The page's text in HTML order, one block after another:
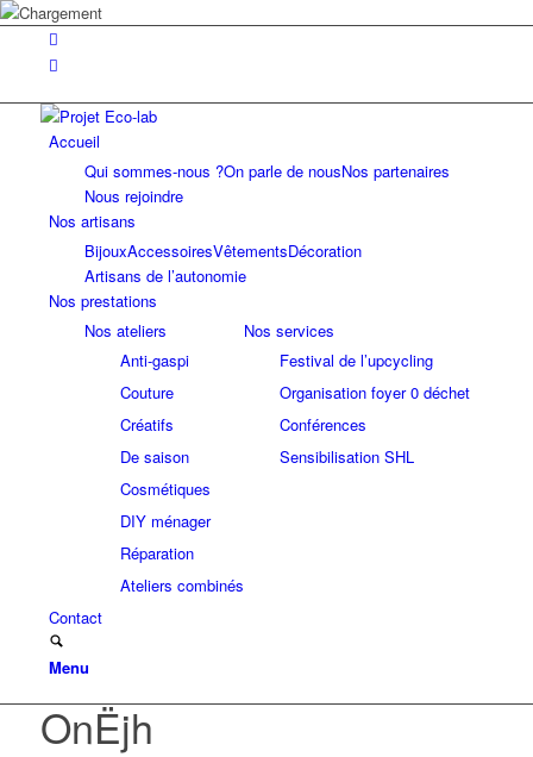
Accueil
Qui sommes-nous ?On parle de nousNos partenaires
Nous rejoindre
Nos artisans
BijouxAccessoiresVêtementsDécoration
Artisans de l’autonomie
Nos prestations
Nos ateliers
Anti-gaspi
Couture
Créatifs
De saison
Cosmétiques
DIY ménager
Réparation
Ateliers combinés
Nos services
Festival de l’upcycling
Organisation foyer 0 déchet
Conférences
Sensibilisation SHL
Contact
Menu
OnËjh